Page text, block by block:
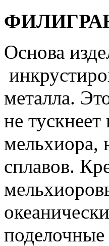
Основа
металла.
не
мельхиора,
сплавов.
поделочные